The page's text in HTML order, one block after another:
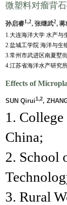
微塑料对瘤背
孙启睿1,2, 张继武2, 蒋
1.大连海洋大学 水产与
2.盐城工学院 海洋与生
3.常州市武进区南夏墅
4.江苏省海洋水产研究
Effects of
SUN Qirui1,2,
1.
China;
2. School
3. Rural